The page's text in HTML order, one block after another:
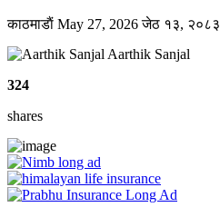
काठमाडाैं May 27, 2026जेठ १३, २०८३
Aarthik Sanjal
324
shares